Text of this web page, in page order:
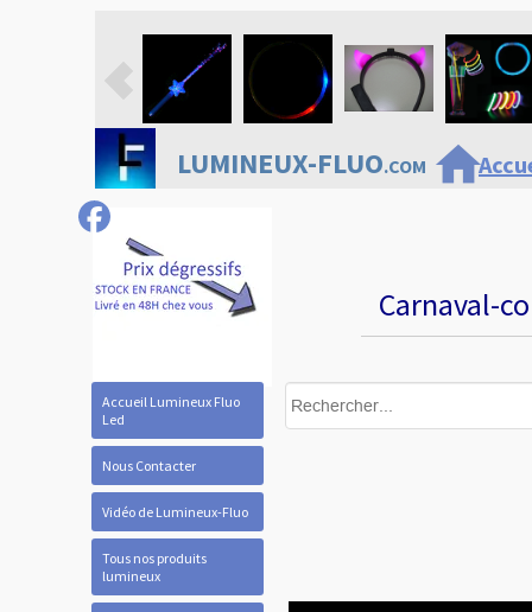
Accueil Lumineux Fluo
Led
Nous Contacter
Vidéo de Lumineux-Fluo
Tous nos produits
lumineux
LUMINEUX-FLUO.COMhome
Carnaval-